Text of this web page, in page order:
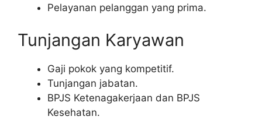
Pelayanan pelanggan yang prima.
Tunjangan Karyawan
Gaji pokok yang kompetitif.
Tunjangan jabatan.
BPJS Ketenagakerjaan dan BPJS
Kesehatan.